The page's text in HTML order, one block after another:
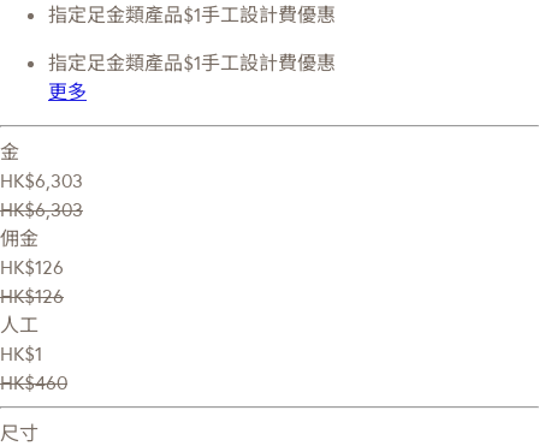
指定足金類產品$1手工設計費優惠
指定足金類產品$1手工設計費優惠
更多
金
HK$6,303
HK$6,303
佣金
HK$126
HK$126
人工
HK$1
HK$460
尺寸